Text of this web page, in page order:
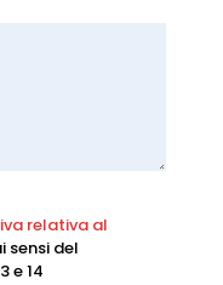
relativa al
sensi del
e 14